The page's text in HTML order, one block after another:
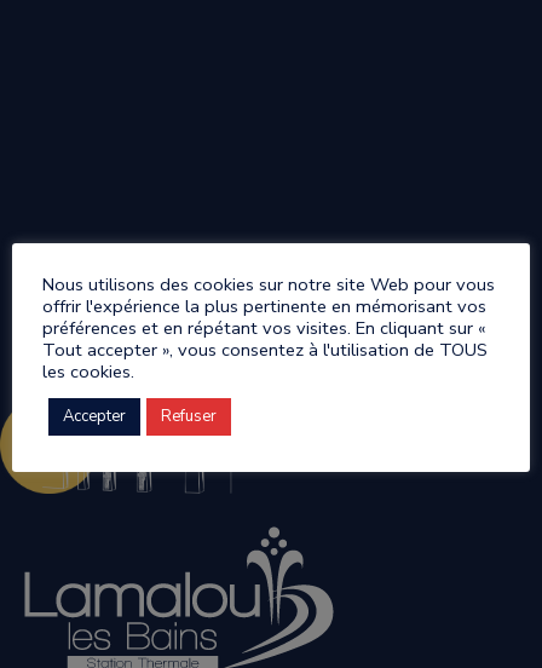
Nous utilisons des cookies sur notre site Web pour vous
offrir l'expérience la plus pertinente en mémorisant vos
préférences et en répétant vos visites. En cliquant sur «
Tout accepter », vous consentez à l'utilisation de TOUS
les cookies.
Accepter Refuser